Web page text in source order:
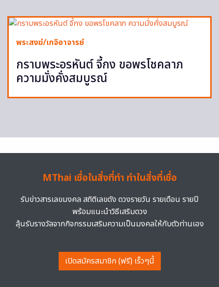
พระสงฆ์/เกจิอาจารย์
กราบพระอรหันต์ จี้กง ขอพรโชคลาภ
ความมั่งคั่งสมบูรณ์
MThai เชื่อในสิ่งที่ทำ ทำในสิ่งที่เชื่อ
รับข่าวสารเลขมงคล สถิติเลขดัง ดวงรายวัน รายเดือน รายปี
พร้อมแนะนำวิธีเสริมดวง
ลุ้นรับรางวัลจากกิจกรรมเสริมความเป็นมงคลให้กับตัวท่านเอง
เปิดสมัครสมาชิก (ฟรี) เร็วๆนี้